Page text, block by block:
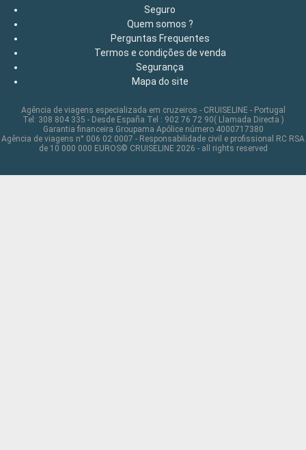
Seguro
Quem somos ?
Perguntas Frequentes
Termos e condições de venda
Segurança
Mapa do site
Agência de viagens especializada em cruzeiros - CRUISELINE - Portugal
Tel: 308 804 335 - Desde España Tel : 902 76 72 90( Llamada Directa )
Garantia financeira Groupama Apólice número 4000717380
Agência de viagens n° 006 02 0007 - Responsabilidade civil e profissional RC RSA
de 10 000 000 EUROS© CRUISELINE 2026 - all rights reserved